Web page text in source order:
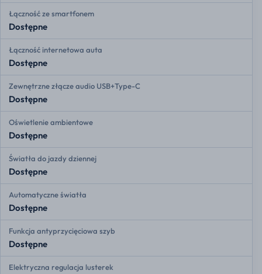
Łączność ze smartfonem
Dostępne
Łączność internetowa auta
Dostępne
Zewnętrzne złącze audio USB+Type-C
Dostępne
Oświetlenie ambientowe
Dostępne
Światła do jazdy dziennej
Dostępne
Automatyczne światła
Dostępne
Funkcja antyprzycięciowa szyb
Dostępne
Elektryczna regulacja lusterek